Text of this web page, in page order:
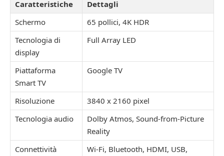
Caratteristiche
Dettagli
Schermo
65 pollici, 4K HDR
Tecnologia di
display
Full Array LED
Piattaforma
Smart TV
Google TV
Risoluzione
3840 x 2160 pixel
Tecnologia audio
Dolby Atmos, Sound-from-Picture
Reality
Connettività
Wi-Fi, Bluetooth, HDMI, USB,